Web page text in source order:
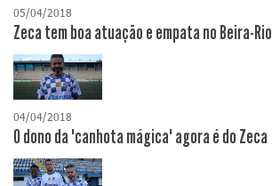
05/04/2018
Zeca tem boa atuação e empata no Beira-Rio
04/04/2018
O dono da "canhota mágica" agora é do Zeca